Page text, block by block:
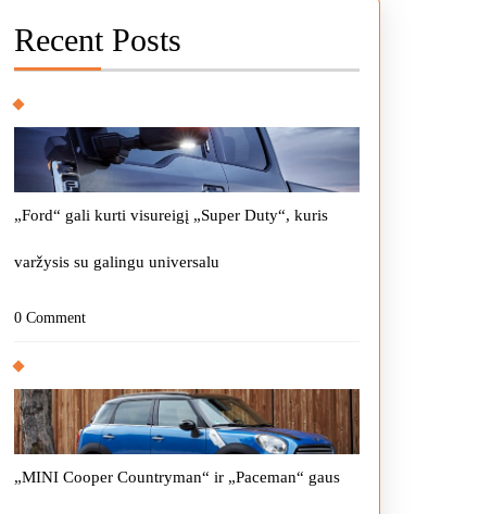
Recent Posts
„Ford“ gali kurti visureigį „Super Duty“, kuris
varžysis su galingu universalu
0 Comment
„MINI Cooper Countryman“ ir „Paceman“ gaus